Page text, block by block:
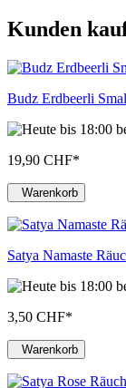
Kunden
Budz Erdbeerli
19,90 CHF*
Warenkorb
Satya Namaste
3,50 CHF*
Warenkorb